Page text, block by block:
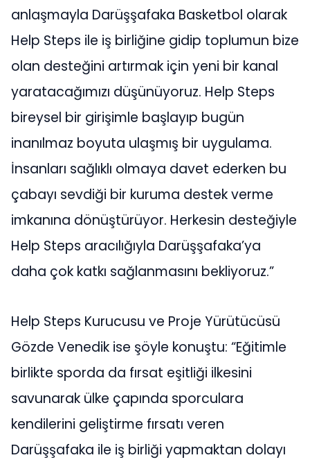
anlaşmayla Darüşşafaka Basketbol olarak
Help Steps ile iş birliğine gidip toplumun bize
olan desteğini artırmak için yeni bir kanal
yaratacağımızı düşünüyoruz. Help Steps
bireysel bir girişimle başlayıp bugün
inanılmaz boyuta ulaşmış bir uygulama.
İnsanları sağlıklı olmaya davet ederken bu
çabayı sevdiği bir kuruma destek verme
imkanına dönüştürüyor. Herkesin desteğiyle
Help Steps aracılığıyla Darüşşafaka’ya
daha çok katkı sağlanmasını bekliyoruz.”
Help Steps Kurucusu ve Proje Yürütücüsü
Gözde Venedik ise şöyle konuştu: “Eğitimle
birlikte sporda da fırsat eşitliği ilkesini
savunarak ülke çapında sporculara
kendilerini geliştirme fırsatı veren
Darüşşafaka ile iş birliği yapmaktan dolayı